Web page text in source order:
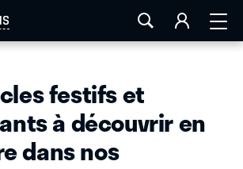
LA ROCHELLE
festifs et
à découvrir en
dans nos